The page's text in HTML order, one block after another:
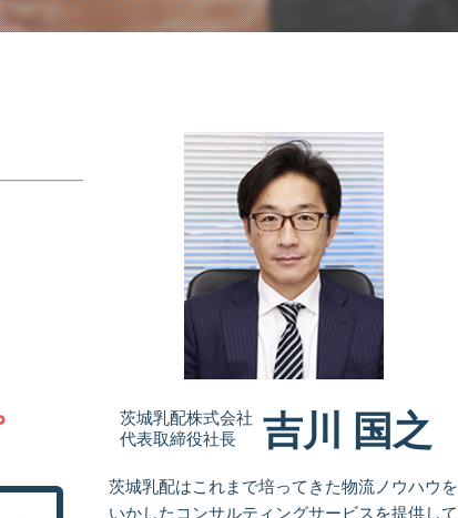
茨城乳配株式会社
代表取締役社長
吉川 国之
茨城乳配はこれまで培ってきた物流ノウハウを
いかしたコンサルティングサービスを提供して